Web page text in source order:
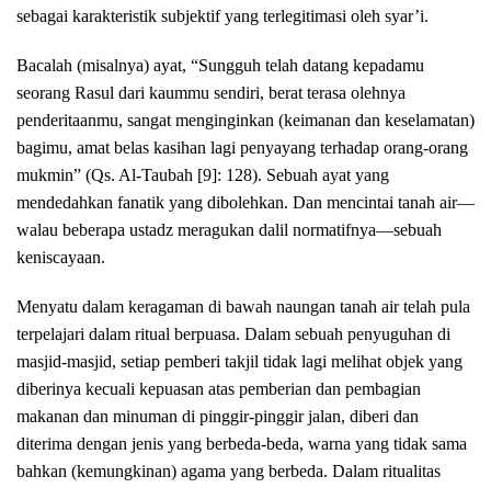
sebagai karakteristik subjektif yang terlegitimasi oleh syar’i.
Bacalah (misalnya) ayat, “Sungguh telah datang kepadamu
seorang Rasul dari kaummu sendiri, berat terasa olehnya
penderitaanmu, sangat menginginkan (keimanan dan keselamatan)
bagimu, amat belas kasihan lagi penyayang terhadap orang-orang
mukmin” (Qs. Al-Taubah [9]: 128). Sebuah ayat yang
mendedahkan fanatik yang dibolehkan. Dan mencintai tanah air—
walau beberapa ustadz meragukan dalil normatifnya—sebuah
keniscayaan.
Menyatu dalam keragaman di bawah naungan tanah air telah pula
terpelajari dalam ritual berpuasa. Dalam sebuah penyuguhan di
masjid-masjid, setiap pemberi takjil tidak lagi melihat objek yang
diberinya kecuali kepuasan atas pemberian dan pembagian
makanan dan minuman di pinggir-pinggir jalan, diberi dan
diterima dengan jenis yang berbeda-beda, warna yang tidak sama
bahkan (kemungkinan) agama yang berbeda. Dalam ritualitas